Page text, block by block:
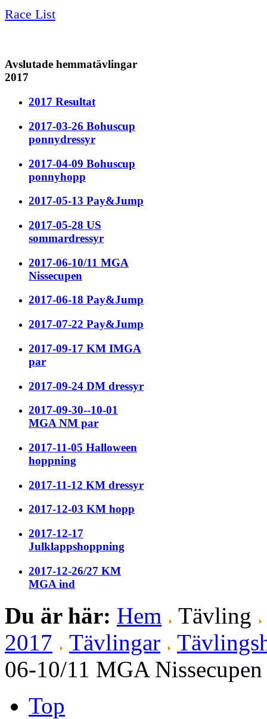
Race List
Avslutade hemmatävlingar
2017
2017 Resultat
2017-03-26 Bohuscup
ponnydressyr
2017-04-09 Bohuscup
ponnyhopp
2017-05-13 Pay&Jump
2017-05-28 US
sommardressyr
2017-06-10/11 MGA
Nissecupen
2017-06-18 Pay&Jump
2017-07-22 Pay&Jump
2017-09-17 KM IMGA
par
2017-09-24 DM dressyr
2017-09-30--10-01
MGA NM par
2017-11-05 Halloween
hoppning
2017-11-12 KM dressyr
2017-12-03 KM hopp
2017-12-17
Julklappshoppning
2017-12-26/27 KM
MGA ind
Du är här: Hem Tävling
2017
Tävlingar
06-10/11 MGA Nissecupen
Top